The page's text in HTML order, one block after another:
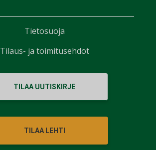
TILAA UUTISKIRJE
TILAA LEHTI
Tietosuoja
Tilaus- ja toimitusehdot